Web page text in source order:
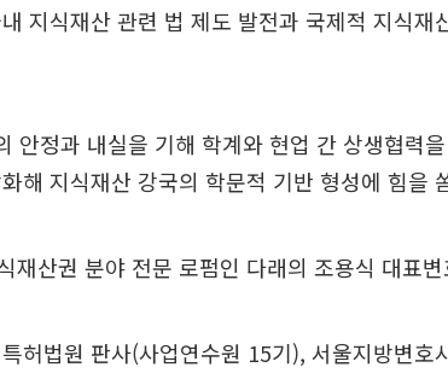
지식재산 관련 법 제도 발전과 국제적 지식재
안정과 내실을 기해 학계와 현업 간 상생협력
해 지식재산 강국의 학문적 기반 형성에 힘을
재산권 분야 전문 로펌인 다래의 조용식 대표
허법원 판사(사업연수원 15기), 서울지방변호